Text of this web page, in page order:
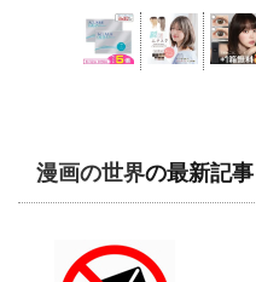
漫画の世界の最新記事